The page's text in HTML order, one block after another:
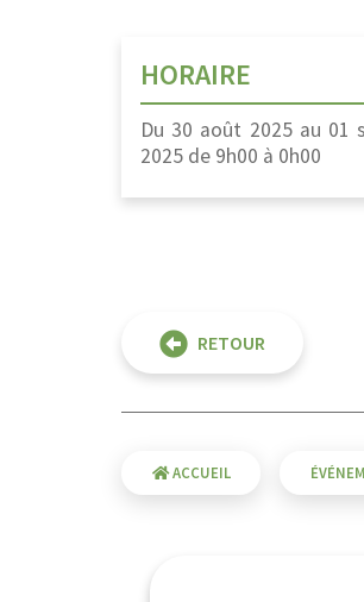
HORAIRE
Du 30 août 2025au 01
2025 de 9h00 à 0h00
RETOUR
ACCUEIL